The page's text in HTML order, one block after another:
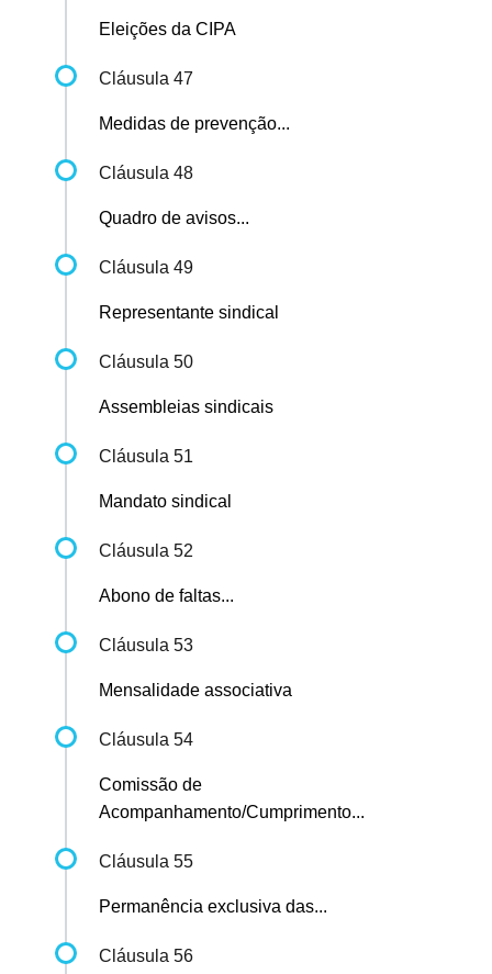
Eleições da CIPA
Cláusula 47
Medidas de prevenção...
Cláusula 48
Quadro de avisos...
Cláusula 49
Representante sindical
Cláusula 50
Assembleias sindicais
Cláusula 51
Mandato sindical
Cláusula 52
Abono de faltas...
Cláusula 53
Mensalidade associativa
Cláusula 54
Comissão de
Acompanhamento/Cumprimento...
Cláusula 55
Permanência exclusiva das...
Cláusula 56